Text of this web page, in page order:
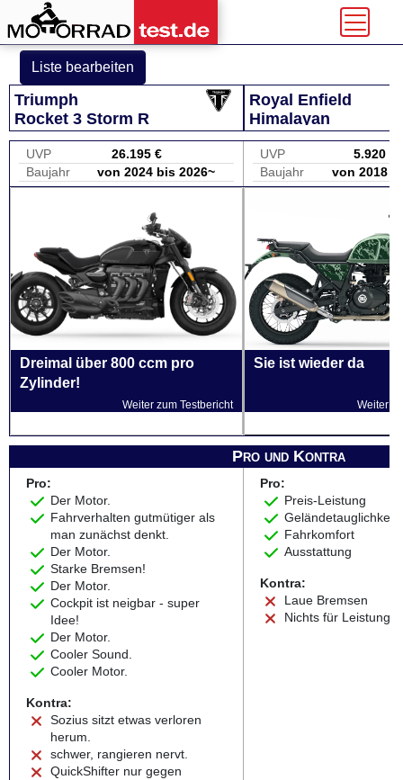
Liste bearbeiten
Triumph
Rocket 3 Storm R
Royal Enfield
Himalayan
UVP
26.195 €
Baujahr
von 2024 bis 2026~
UVP
5.920 €
Baujahr
von 2018
Dreimal über 800 ccm pro
Zylinder!
Weiter zum Testbericht
Sie ist wieder da
Weiter
Pro und Kontra
Pro:
Der Motor.
Fahrverhalten gutmütiger als
man zunächst denkt.
Der Motor.
Starke Bremsen!
Der Motor.
Cockpit ist neigbar - super
Idee!
Der Motor.
Cooler Sound.
Cooler Motor.
Kontra:
Sozius sitzt etwas verloren
herum.
schwer, rangieren nervt.
QuickShifter nur gegen
Pro:
Preis-Leistung
Geländetauglichkeit
Fahrkomfort
Ausstattung
Kontra:
Laue Bremsen
Nichts für